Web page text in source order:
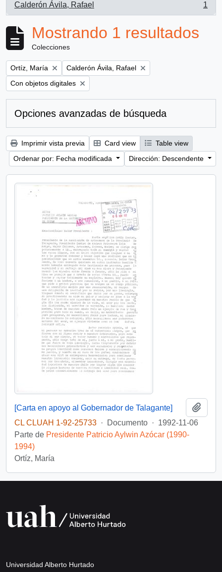
Calderón Ávila, Rafael
, 1 resultados
1
Mostrando 1 resultados
Colecciones
Remove filter:
Ortíz, María Remove filter:
Calderón Ávila, Rafael
Remove filter:
Con objetos digitales
Opciones avanzadas de búsqueda
Imprimir vista previa Card view
Table view
Ordenar por: Fecha modificada
Dirección: Descendente
[Carta en apoyo al Gobernador de Talagante]
CL CLUAH 1-92-25733 · Documento · 1992-11-06
Parte de Presidente Patricio Aylwin Azócar (1990-
1994)
Ortíz, María
Universidad Alberto Hurtado